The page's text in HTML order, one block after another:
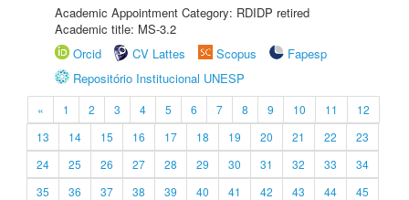
Academic Appointment Category: RDIDP retired
Academic title: MS-3.2
Orcid
CV Lattes Scopus
Fapesp
Repositório Institucional UNESP
« 1 2 3 4 5 6 7 8 9 10 11
12
13
14 15 16 17 18 19 20 21 22
23
24
25 26 27 28 29 30 31 32 33
34
35
36 37 38 39 40 41 42 43 44
45